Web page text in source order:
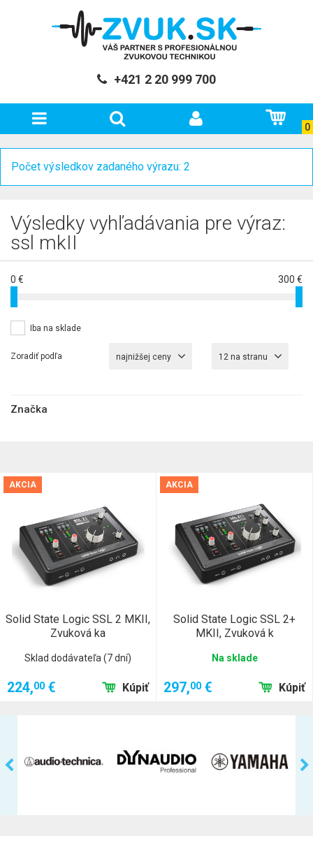
+421 2 20 999 700
0
Počet výsledkov zadaného výrazu: 2
Výsledky vyhľadávania pre výraz:
ssl mkII
0 € 300 €
Iba na sklade
Zoradiť podľa najnižšej ceny 12 na stranu
Značka
AKCIA
Solid State Logic SSL 2 MKII,
Zvuková ka
Sklad dodávateľa (7 dní)
224,00 € Kúpiť
AKCIA
Solid State Logic SSL 2+
MKII, Zvuková k
Na sklade
297,00 € Kúpiť